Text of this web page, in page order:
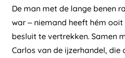
De man met de lange benen
war – niemand heeft hém
besluit te vertrekken. Samen
Carlos van de ijzerhandel,